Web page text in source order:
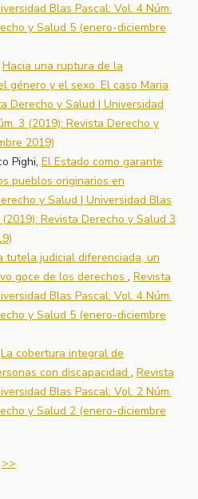
Blas Pascal: Vol. 4 Núm.
y Salud 5 (enero-diciembre
Hacia una ruptura de la
género y el sexo. El caso Maria
Derecho y Salud | Universidad
3 (2019): Revista Derecho y
2019)
Pighi, El Estado como garante
pueblos originarios en
y Salud | Universidad Blas
Revista Derecho y Salud 3
tutela judicial diferenciada, un
goce de los derechos , Revista
Blas Pascal: Vol. 4 Núm.
y Salud 5 (enero-diciembre
La cobertura integral de
con discapacidad , Revista
Blas Pascal: Vol. 2 Núm.
y Salud 2 (enero-diciembre
>>